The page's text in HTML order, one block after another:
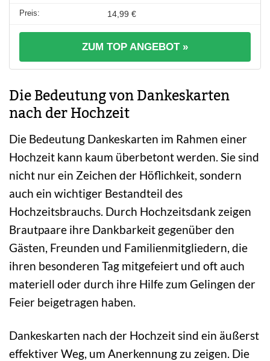
14,99 €
ZUM TOP ANGEBOT »
Die Bedeutung von Dankeskarten
nach der Hochzeit
Die Bedeutung Dankeskarten im Rahmen einer
Hochzeit kann kaum überbetont werden. Sie sind
nicht nur ein Zeichen der Höflichkeit, sondern
auch ein wichtiger Bestandteil des
Hochzeitsbrauchs. Durch Hochzeitsdank zeigen
Brautpaare ihre Dankbarkeit gegenüber den
Gästen, Freunden und Familienmitgliedern, die
ihren besonderen Tag mitgefeiert und oft auch
materiell oder durch ihre Hilfe zum Gelingen der
Feier beigetragen haben.
Dankeskarten nach der Hochzeit sind ein äußerst
effektiver Weg, um Anerkennung zu zeigen. Die